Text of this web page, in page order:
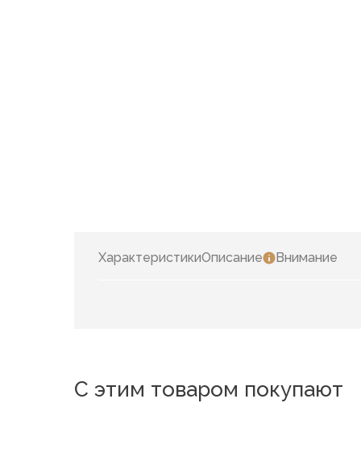
ХарактеристикиОписание Внимание
С этим товаром покупают